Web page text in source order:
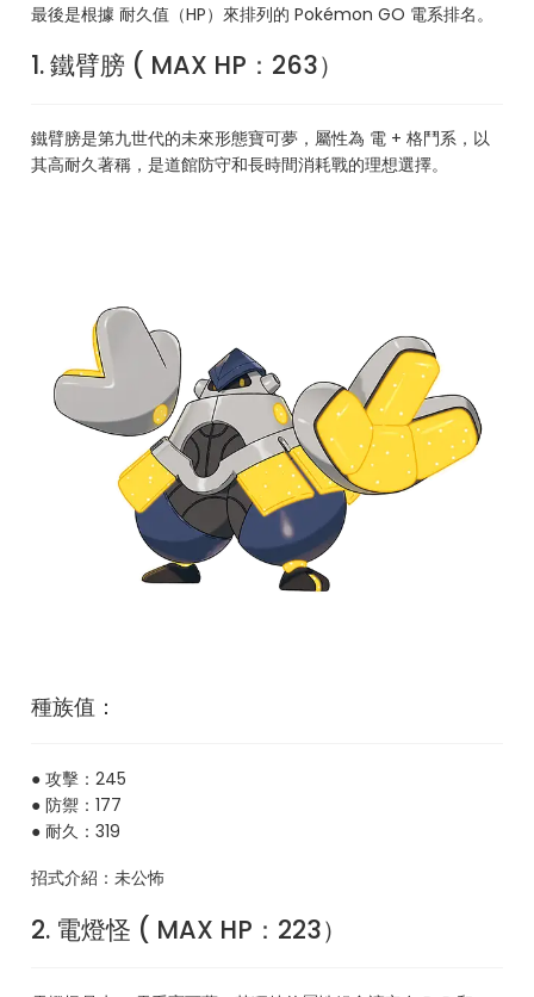
最後是根據 耐久值（HP）來排列的 Pokémon GO 電系排名。
1. 鐵臂膀 ( MAX HP：263）
鐵臂膀是第九世代的未來形態寶可夢，屬性為 電 + 格鬥系，以
其高耐久著稱，是道館防守和長時間消耗戰的理想選擇。
種族值：
● 攻擊：245
● 防禦：177
● 耐久：319
招式介紹：未公怖
2. 電燈怪 ( MAX HP：223）